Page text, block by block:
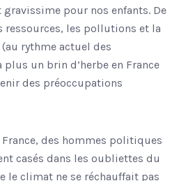
gravissime pour nos enfants. De
ressources, les pollutions et la
rythme actuel des
un brin d’herbe en France
des préoccupations
des hommes politiques
casés dans les oubliettes du
le climat ne se réchauffait pas